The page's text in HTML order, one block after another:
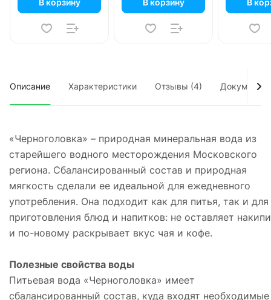
В корзину В корзину В
Описание Характеристики Отзывы (4) Документы
«Черноголовка» – природная минеральная вода из
старейшего водного месторождения Московского
региона. Сбалансированный состав и природная
мягкость сделали ее идеальной для ежедневного
употребления. Она подходит как для питья, так и для
приготовления блюд и напитков: не оставляет накипи
и по-новому раскрывает вкус чая и кофе.
Полезные свойства воды
Питьевая вода «Черноголовка» имеет
сбалансированный состав, куда входят необходимые